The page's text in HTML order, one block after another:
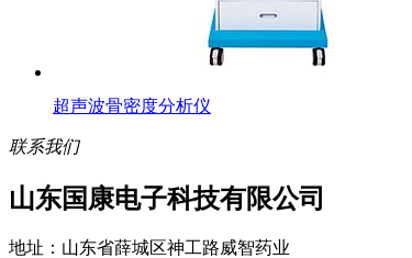
超声波骨密度分析仪
联系我们
山东国康电子科技有限公司
地址：山东省薛城区神工路威智药业